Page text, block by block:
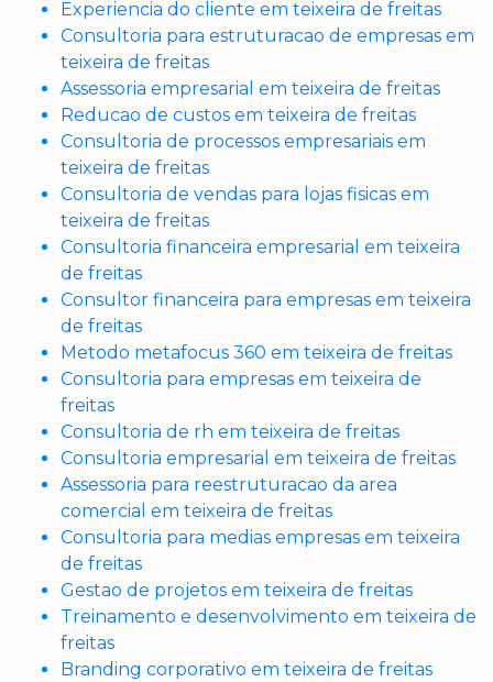
Experiencia do cliente em teixeira de freitas
Consultoria para estruturacao de empresas em
teixeira de freitas
Assessoria empresarial em teixeira de freitas
Reducao de custos em teixeira de freitas
Consultoria de processos empresariais em
teixeira de freitas
Consultoria de vendas para lojas fisicas em
teixeira de freitas
Consultoria financeira empresarial em teixeira
de freitas
Consultor financeira para empresas em teixeira
de freitas
Metodo metafocus 360 em teixeira de freitas
Consultoria para empresas em teixeira de
freitas
Consultoria de rh em teixeira de freitas
Consultoria empresarial em teixeira de freitas
Assessoria para reestruturacao da area
comercial em teixeira de freitas
Consultoria para medias empresas em teixeira
de freitas
Gestao de projetos em teixeira de freitas
Treinamento e desenvolvimento em teixeira de
freitas
Branding corporativo em teixeira de freitas